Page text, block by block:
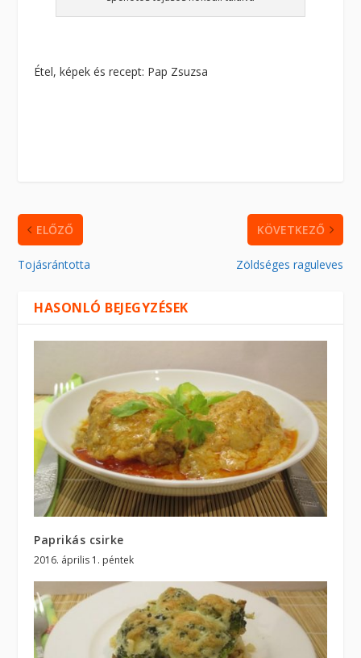
Étel, képek és recept: Pap Zsuzsa
ELŐZŐ
Tojásrántotta
KÖVETKEZŐ
Zöldséges raguleves
HASONLÓ BEJEGYZÉSEK
Paprikás csirke
2016. április 1. péntek